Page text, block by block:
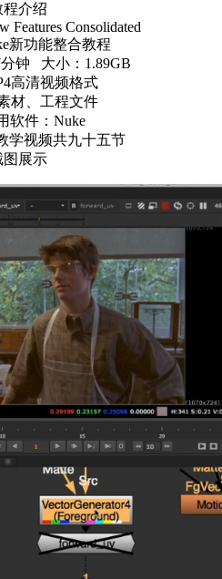
程介绍
Features Consolidated
新功能整合教程
钟 大小：1.89GB
高清视频格式
材、工程文件
软件：Nuke
学视频共九十五节
图展示